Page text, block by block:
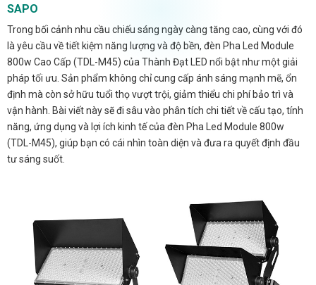
SAPO
Trong bối cảnh nhu cầu chiếu sáng ngày càng tăng cao, cùng với đó
là yêu cầu về tiết kiệm năng lượng và độ bền, đèn Pha Led Module
800w Cao Cấp (TDL-M45) của Thành Đạt LED nổi bật như một giải
pháp tối ưu. Sản phẩm không chỉ cung cấp ánh sáng mạnh mẽ, ổn
định mà còn sở hữu tuổi thọ vượt trội, giảm thiểu chi phí bảo trì và
vận hành. Bài viết này sẽ đi sâu vào phân tích chi tiết về cấu tạo, tính
năng, ứng dụng và lợi ích kinh tế của đèn Pha Led Module 800w
(TDL-M45), giúp bạn có cái nhìn toàn diện và đưa ra quyết định đầu
tư sáng suốt.